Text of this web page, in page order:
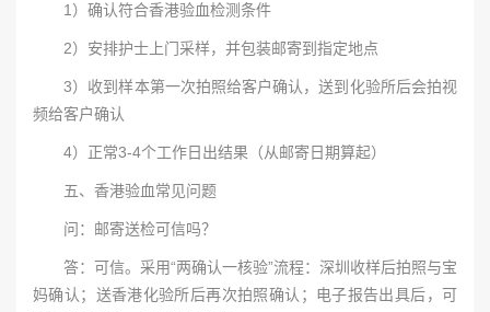
1）确认符合香港验血检测条件
2）安排护士上门采样，并包装邮寄到指定地点
3）收到样本第一次拍照给客户确认，送到化验所后会拍视
频给客户确认
4）正常3-4个工作日出结果（从邮寄日期算起）
五、香港验血常见问题
问：邮寄送检可信吗？
答：可信。采用“两确认一核验”流程：深圳收样后拍照与宝
妈确认；送香港化验所后再次拍照确认；电子报告出具后，可